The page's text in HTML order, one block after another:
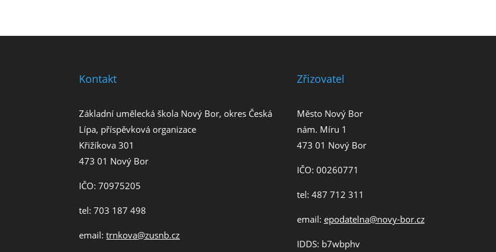
Kontakt
Základní umělecká škola Nový Bor, okres Česká
Lípa, příspěvková organizace
Křižíkova 301
473 01 Nový Bor
IČO: 70975205
tel: 703 187 498
email:trnkova@zusnb.cz
Zřizovatel
Město Nový Bor
nám. Míru 1
473 01 Nový Bor
IČO: 00260771
tel: 487 712 311
email: epodatelna@novy-bor.cz
IDDS: b7wbphv